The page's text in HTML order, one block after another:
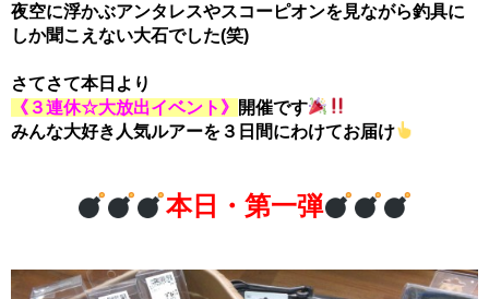
夜空に浮かぶアンタレスやスコーピオンを見ながら釣具に
しか聞こえない大石でした(笑)
さてさて本日より
《３連休☆大放出イベント》 開催です
みんな大好き人気ルアーを３日間にわけてお届け
本日・第一弾